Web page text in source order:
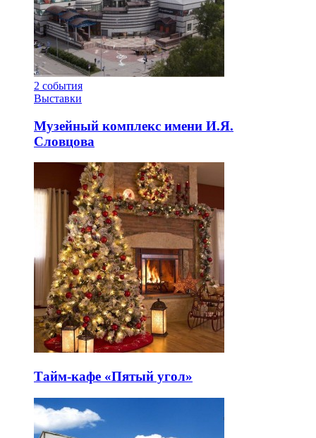
2 события
Выставки
Музейный комплекс имени И.Я.
Словцова
Тайм-кафе «Пятый угол»